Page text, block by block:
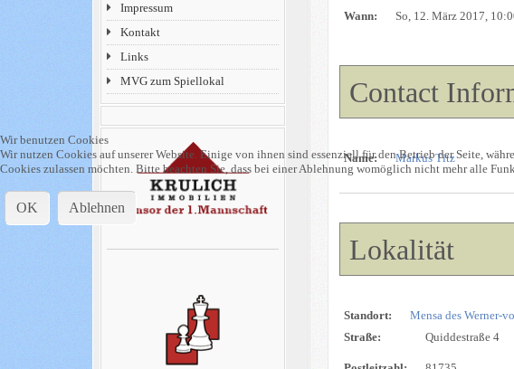
Impressum
Kontakt
Links
MVG zum Spiellokal
Wann: So, 12. März 2017,
Contact
Name: Markus Titz
Lokalität
Standort:
Mensa des Werner-
Straße:
Quiddestraße 4
Wir benutzen Cookies
Wir nutzen Cookies auf unserer Website. Einige von ihnen sind essenziell für den Betrieb der Seite,
Cookies zulassen möchten. Bitte beachten Sie, dass bei einer Ablehnung womöglich nicht mehr alle
OK Ablehnen